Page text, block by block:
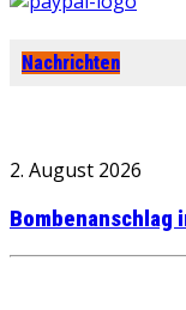
Nachrichten
2. August 2026
Bombenanschlag